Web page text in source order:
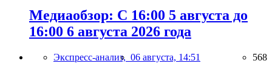
Медиаобзор: С 16:00 5 августа до
16:00 6 августа 2026 года
Экспресс-анализ, 06 августа, 14:51 568